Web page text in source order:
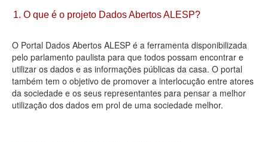
Dados Governamentais Abertos
Planejamento
Catálogo de dados
Processo Legislativo
Deputados Estaduais
1. O que é o projeto Dados Abertos ALESP?
O Portal Dados Abertos ALESP é a ferramenta disponibilizada
pelo parlamento paulista para que todos possam encontrar e
utilizar os dados e as informações públicas da casa. O portal
também tem o objetivo de promover a interlocução entre atores
da sociedade e os seus representantes para pensar a melhor
utilização dos dados em prol de uma sociedade melhor.